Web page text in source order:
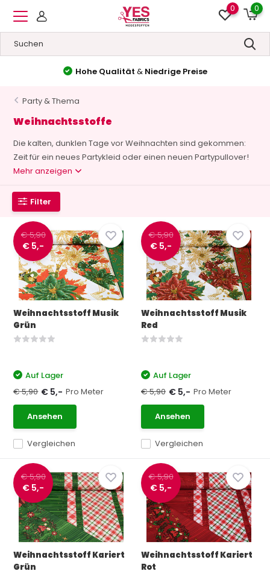
0 0
Hohe Qualität & Niedrige Preise
Party & Thema
Weihnachtsstoffe
Die kalten, dunklen Tage vor Weihnachten sind gekommen:
Zeit für ein neues Partykleid oder einen neuen Partypullover!
Mehr anzeigen
Filter
€ 5,90
€ 5,-
Weihnachtsstoff Musik
Grün
Vergleichen
Auf Lager
€ 5,90 € 5,- Pro Meter
Ansehen
€ 5,90
€ 5,-
Weihnachtsstoff Musik
Red
Vergleichen
Auf Lager
€ 5,90 € 5,- Pro Meter
Ansehen
€ 5,90
€ 5,-
Weihnachtsstoff Kariert
Grün
€ 5,90
€ 5,-
Weihnachtsstoff Kariert
Rot